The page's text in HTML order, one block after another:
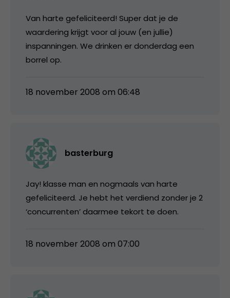
Van harte gefeliciteerd! Super dat je de
waardering krijgt voor al jouw (en jullie)
inspanningen. We drinken er donderdag een
borrel op.
18 november 2008 om 06:48
basterburg
Jay! klasse man en nogmaals van harte
gefeliciteerd. Je hebt het verdiend zonder je 2
‘concurrenten’ daarmee tekort te doen.
18 november 2008 om 07:00